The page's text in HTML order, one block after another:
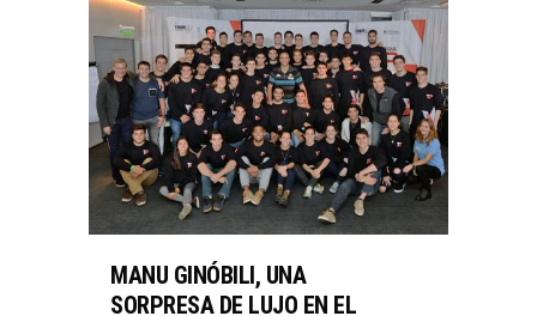
MANU GINÓBILI, UNA
SORPRESA DE LUJO EN EL